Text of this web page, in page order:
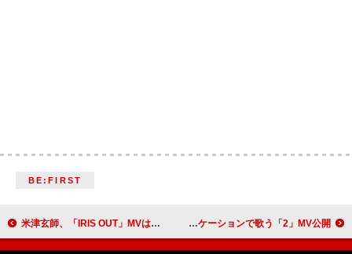
BE:FIRST
米津玄師、「IRIS OUT」MVは劇場版『チェンソーマン レゼ篇』本編映像にて構成 Spotifyリスニングパーティー開催も決定 星野源＆イ・ヨンジが様々なロケーションで歌う「2」MV公開